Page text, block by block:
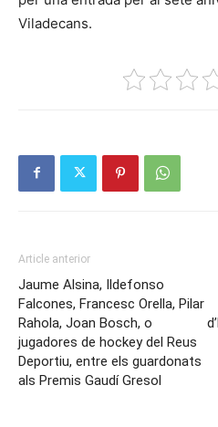
Viladecans.
Article anterior
Jaume Alsina, Ildefonso
Falcones, Francesc Orella, Pilar
Rahola, Joan Bosch, o
jugadores de hockey del Reus
Deportiu, entre els guardonats
als Premis Gaudí Gresol